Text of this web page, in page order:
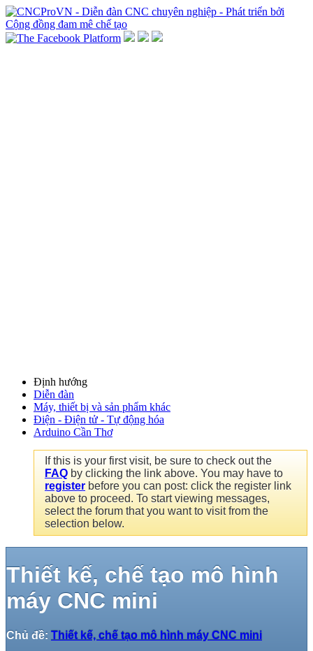
Định hướng
Diễn đàn
Máy, thiết bị và sản phẩm khác
Điện - Điện tử - Tự động hóa
Arduino Cần Thơ
If this is your first visit, be sure to check out the
FAQ by clicking the link above. You may have to
register before you can post: click the register link
above to proceed. To start viewing messages,
select the forum that you want to visit from the
selection below.
Thiết kế, chế tạo mô hình
máy CNC mini
Chủ đề: Thiết kế, chế tạo mô hình máy CNC mini